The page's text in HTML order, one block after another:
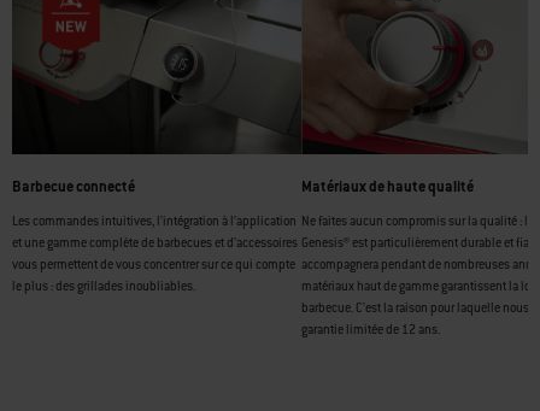
Barbecue connecté
Les commandes intuitives, l’intégration à l’application
et une gamme complète de barbecues et d’accessoires
vous permettent de vous concentrer sur ce qui compte
le plus : des grillades inoubliables.
Matériaux de haute qualité
Ne faites aucun compromis sur la qualité : le
Genesis® est particulièrement durable et
accompagnera pendant de nombreuses
matériaux haut de gamme garantissent la
barbecue. C’est la raison pour laquelle nous
garantie limitée de 12 ans.